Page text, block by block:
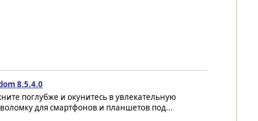
8.5.4.0
поглубже и окунитесь в увлекательную
для смартфонов и планшетов под...